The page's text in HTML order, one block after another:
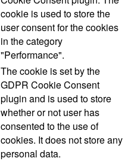
cookie is used to store the
user consent for the cookies
in the category
"Performance".
The cookie is set by the
GDPR Cookie Consent
plugin and is used to store
whether or not user has
consented to the use of
cookies. It does not store any
personal data.